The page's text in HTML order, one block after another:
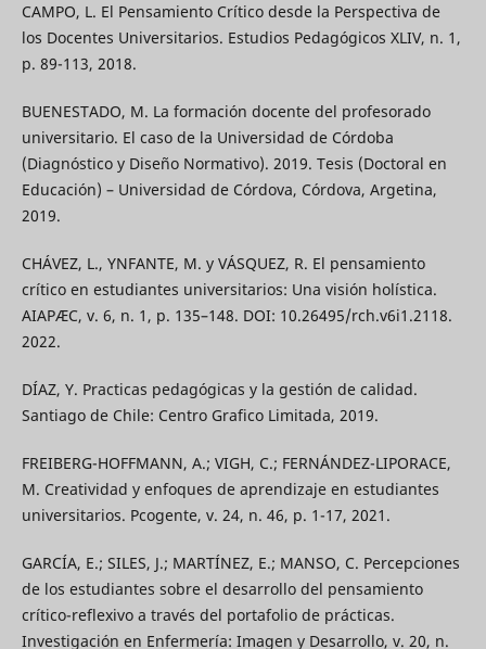
CAMPO, L. El Pensamiento Crítico desde la Perspectiva de
los Docentes Universitarios. Estudios Pedagógicos XLIV, n. 1,
p. 89-113, 2018.
BUENESTADO, M. La formación docente del profesorado
universitario. El caso de la Universidad de Córdoba
(Diagnóstico y Diseño Normativo). 2019. Tesis (Doctoral en
Educación) – Universidad de Córdova, Córdova, Argetina,
2019.
CHÁVEZ, L., YNFANTE, M. y VÁSQUEZ, R. El pensamiento
crítico en estudiantes universitarios: Una visión holística.
AIAPÆC, v. 6, n. 1, p. 135–148. DOI: 10.26495/rch.v6i1.2118.
2022.
DÍAZ, Y. Practicas pedagógicas y la gestión de calidad.
Santiago de Chile: Centro Grafico Limitada, 2019.
FREIBERG-HOFFMANN, A.; VIGH, C.; FERNÁNDEZ-LIPORACE,
M. Creatividad y enfoques de aprendizaje en estudiantes
universitarios. Pcogente, v. 24, n. 46, p. 1-17, 2021.
GARCÍA, E.; SILES, J.; MARTÍNEZ, E.; MANSO, C. Percepciones
de los estudiantes sobre el desarrollo del pensamiento
crítico-reflexivo a través del portafolio de prácticas.
Investigación en Enfermería: Imagen y Desarrollo, v. 20, n.